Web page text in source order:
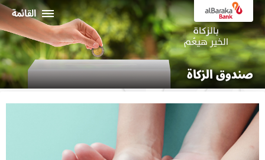
القائمة
أفراد
الشركـات
نبذة عن البركة
خدمات الإنترنت البنكي
صندوق الزكاة